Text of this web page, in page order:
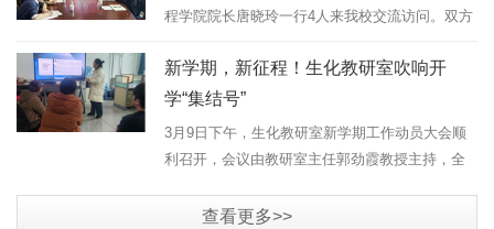
程学院院长唐晓玲一行4人来我校交流访问。双方
竞赛、实训基地建设等议题展开深入座谈。我校
党委委员、副校长喻文辉...
新学期，新征程！生化教研室吹响开
学“集结号”
3月9日下午，生化教研室新学期工作动员大会顺
利召开，会议由教研室主任郭劲霞教授主持，全
设、科研创新、技能竞赛等工作的最新部署要
查看更多>>